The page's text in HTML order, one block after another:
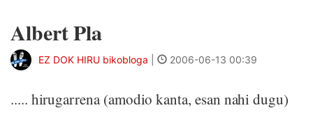
Albert Pla
EZ DOK HIRU bikobloga 2006-06-13 00:39
..... hirugarrena (amodio kanta, esan nahi dugu)